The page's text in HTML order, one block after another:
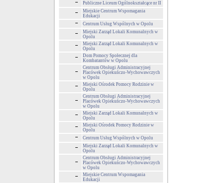
Publiczne Liceum Ogólnokształcące nr II
Miejskie Centrum Wspomagania
Edukacji
Centrum Usług Wspólnych w Opolu
Miejski Zarząd Lokali Komunalnych w
Opolu
Miejski Zarząd Lokali Komunalnych w
Opolu
Dom Pomocy Społecznej dla
Kombatantów w Opolu
Centrum Obsługi Administracyjnej
Placówek Opiekuńczo-Wychowawczych
w Opolu
Miejski Ośrodek Pomocy Rodzinie w
Opolu
Centrum Obsługi Administracyjnej
Placówek Opiekuńczo-Wychowawczych
w Opolu
Miejski Zarząd Lokali Komunalnych w
Opolu
Miejski Ośrodek Pomocy Rodzinie w
Opolu
Centrum Usług Wspólnych w Opolu
Miejski Zarząd Lokali Komunalnych w
Opolu
Centrum Obsługi Administracyjnej
Placówek Opiekuńczo-Wychowawczych
w Opolu
Miejskie Centrum Wspomagania
Edukacji